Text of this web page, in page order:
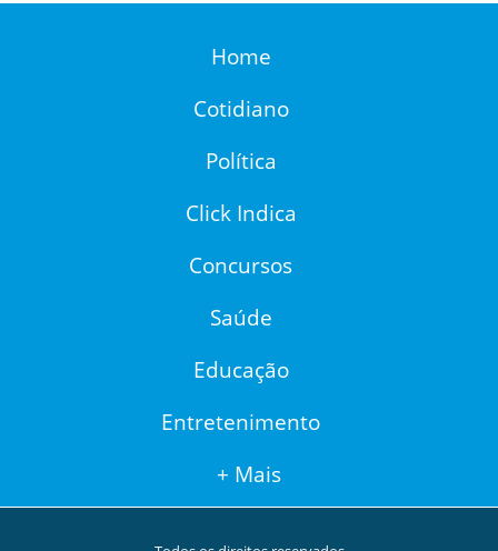
Home
Cotidiano
Política
Click Indica
Concursos
Saúde
Educação
Entretenimento
+ Mais